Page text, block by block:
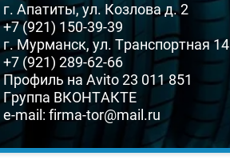
г. Апатиты, ул. Козлова д. 2
+7(921) 150-39-39
г. Мурманск, ул. Транспортная 14
+7 (921) 289-62-66
Профиль на Avito23 011 851
Группа ВКОНТАКТЕ
e-mail: firma-tor@mail.ru